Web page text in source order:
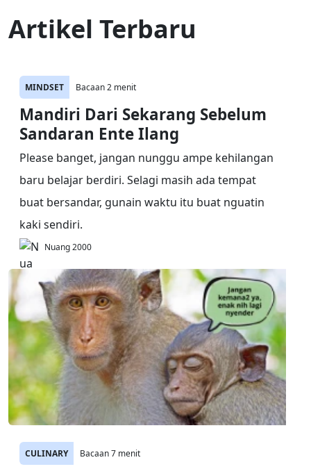
Artikel Terbaru
MINDSET Bacaan 2 menit
Mandiri Dari Sekarang Sebelum
Sandaran Ente Ilang
Please banget, jangan nunggu ampe kehilangan
baru belajar berdiri. Selagi masih ada tempat
buat bersandar, gunain waktu itu buat nguatin
kaki sendiri.
Nuang 2000
CULINARY Bacaan 7 menit